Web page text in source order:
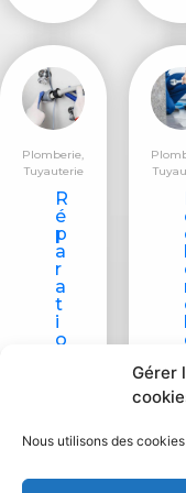
Gérer
Nous utilisons des
Plomberie,
Tuyauterie
R
é
p
a
r
a
t
i
o
i
e